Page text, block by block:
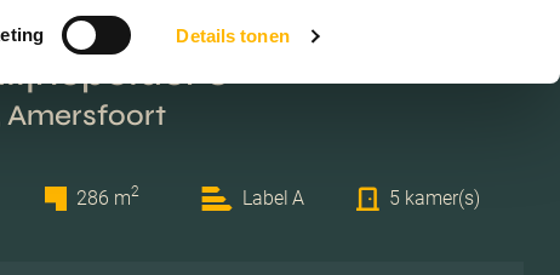
Details tonen
8
Amersfoort
286 m2 Label A 5 kamer(s)